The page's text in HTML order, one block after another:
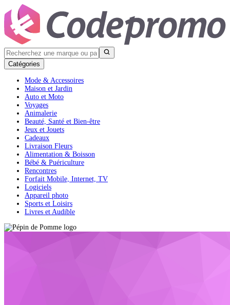
Catégories
Mode & Accessoires
Maison et Jardin
Auto et Moto
Voyages
Animalerie
Beauté, Santé et Bien-être
Jeux et Jouets
Cadeaux
Livraison Fleurs
Alimentation & Boisson
Bébé & Puériculture
Rencontres
Forfait Mobile, Internet, TV
Logiciels
Appareil photo
Sports et Loisirs
Livres et Audible